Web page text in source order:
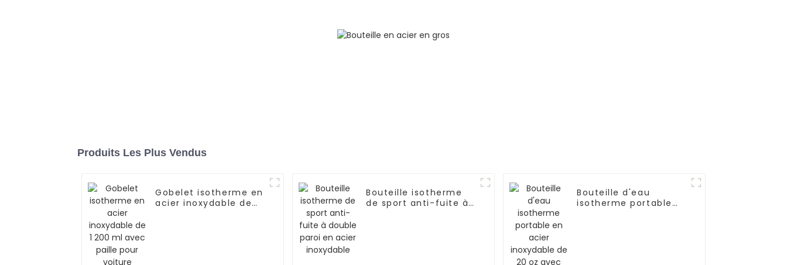
Produits Les Plus Vendus
Gobelet isotherme en
acier inoxydable de
Bouteille isotherme
de sport anti-fuite à
Bouteille d'eau
isotherme portable